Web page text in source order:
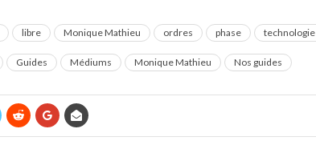
libre Monique Mathieu ordres phase technologie
Guides Médiums Monique Mathieu Nos guides